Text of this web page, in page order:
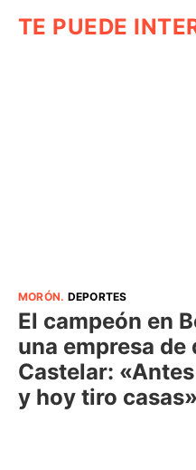
TE PUEDE
MORÓN. DEPORTES
El campeón en
una empresa
Castelar:
y hoy tiro casas»